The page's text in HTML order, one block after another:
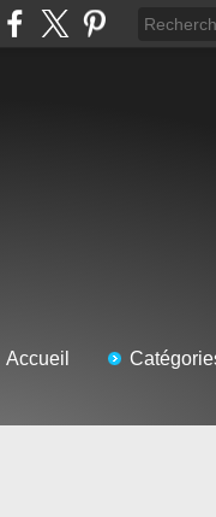
Accueil